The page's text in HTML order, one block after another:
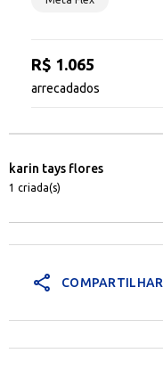
R$ 1.065
arrecadados
karin tays flores
1 criada(s)
share COMPARTILHAR